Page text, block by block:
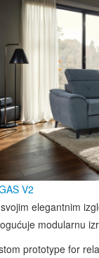
V2
elegantnim
modularnu
prototype for